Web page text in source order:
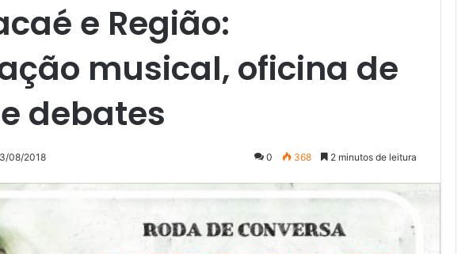
e Região:
musical, oficina de
debates
08/2018 0 368 2 minutos de leitura